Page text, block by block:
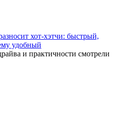
хот-хэтчи: быстрый,
удобный
и практичности смотрели